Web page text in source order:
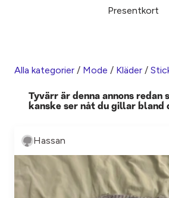
Presentkort
Alla kategorier / Mode / Kläder /
Tyvärr är denna annons redan
kanske ser nåt du gillar bland
Hassan